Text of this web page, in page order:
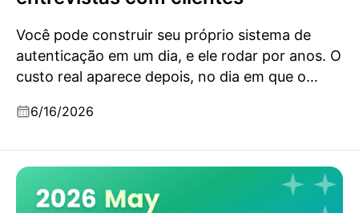
Você pode construir seu próprio sistema de
autenticação em um dia, e ele rodar por anos. O
custo real aparece depois, no dia em que o
entrevistas B2B.
6/16/2026
Atualizações do produto Logto